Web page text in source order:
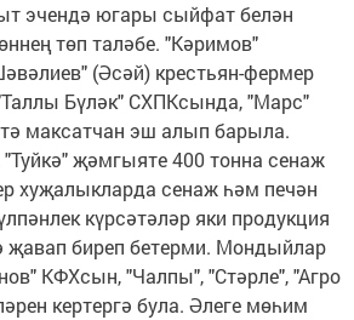
эчендә югары сыйфат белән
төп таләбе. "Кәримов"
(Әсәй) крестьян-фермер
Бүләк" СХПКсында, "Марс"
максатчан эш алып барыла.
җәмгыяте 400 тонна сенаж
хуҗалыкларда сенаж һәм печән
күрсәтәләр яки продукция
җавап биреп бетерми. Мондыйлар
КФХсын, "Чалпы", "Стәрле", "Агро
кертергә була. Әлеге мөһим